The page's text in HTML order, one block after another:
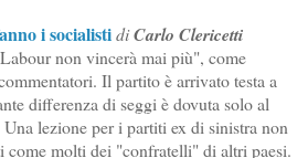
i socialistidiCarlo Clericetti
non vincerà mai più", come
Il partito è arrivato testa a
differenza di seggi è dovuta solo al
lezione per i partiti ex di sinistra non
come molti dei "confratelli" di altri paesi.